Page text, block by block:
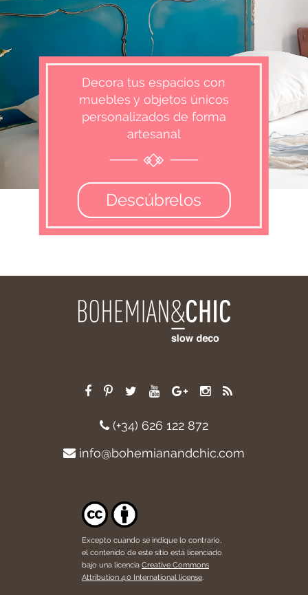
Decora tus espacios con
muebles y objetos únicos
personalizados de forma
artesanal
Descúbrelos
(+34) 626 122 872
info@bohemianandchic.com
Excepto cuando se indique lo contrario,
el contenido de este sitio está licenciado
bajo una licencia Creative Commons
Attribution 4.0 International license.